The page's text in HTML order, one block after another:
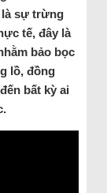
là sự trừng
tế, đây là
bảo bọc
lồ, đồng
bất kỳ ai